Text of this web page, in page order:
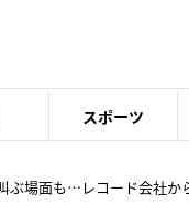
スポーツ
ぶ場面も…レコード会社